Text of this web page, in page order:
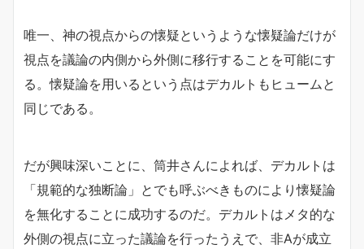
唯一、神の視点からの懐疑というような懐疑論だけが
視点を議論の内側から外側に移行することを可能にす
る。懐疑論を用いるという点はデカルトもヒュームと
同じである。
だが興味深いことに、筒井さんによれば、デカルトは
「規範的な独断論」とでも呼ぶべきものにより懐疑論
を無化することに成功するのだ。デカルトはメタ的な
外側の視点に立った議論を行ったうえで、非Aが成立